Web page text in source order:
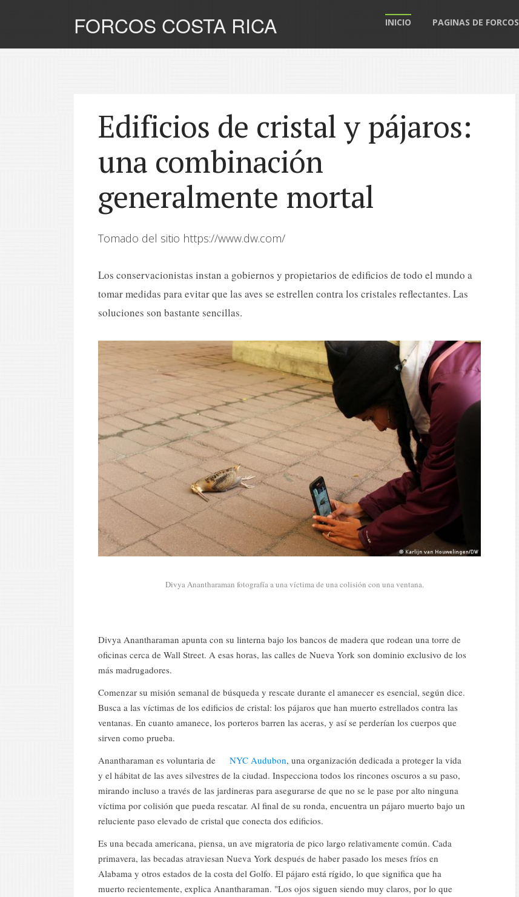
FORCOS COSTA RICA INICIO PAGINAS DE FORCOS
Edificios de cristal y pájaros:
una combinación
generalmente mortal
Tomado del sitio https://www.dw.com/
Los conservacionistas instan a gobiernos y propietarios de edificios de todo el mundo a
tomar medidas para evitar que las aves se estrellen contra los cristales reflectantes. Las
soluciones son bastante sencillas.
Divya Anantharaman fotografía a una víctima de una colisión con una ventana.
Divya Anantharaman apunta con su linterna bajo los bancos de madera que rodean una torre de
oficinas cerca de Wall Street. A esas horas, las calles de Nueva York son dominio exclusivo de los
más madrugadores.
Comenzar su misión semanal de búsqueda y rescate durante el amanecer es esencial, según dice.
Busca a las víctimas de los edificios de cristal: los pájaros que han muerto estrellados contra las
ventanas. En cuanto amanece, los porteros barren las aceras, y así se perderían los cuerpos que
sirven como prueba.
Anantharaman es voluntaria de
NYC Audubon, una organización dedicada a proteger la vida
y el hábitat de las aves silvestres de la ciudad. Inspecciona todos los rincones oscuros a su paso,
mirando incluso a través de las jardineras para asegurarse de que no se le pase por alto ninguna
víctima por colisión que pueda rescatar. Al final de su ronda, encuentra un pájaro muerto bajo un
reluciente paso elevado de cristal que conecta dos edificios.
Es una becada americana, piensa, un ave migratoria de pico largo relativamente común. Cada
primavera, las becadas atraviesan Nueva York después de haber pasado los meses fríos en
Alabama y otros estados de la costa del Golfo. El pájaro está rígido, lo que significa que ha
muerto recientemente, explica Anantharaman. "Los ojos siguen siendo muy claros, por lo que